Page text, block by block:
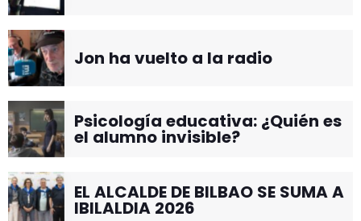
Jon ha vuelto a la radio
Psicología educativa: ¿Quién es
el alumno invisible?
EL ALCALDE DE BILBAO SE SUMA A
IBILALDIA 2026